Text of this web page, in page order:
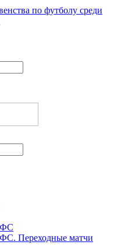
по футболу среди
Переходные матчи